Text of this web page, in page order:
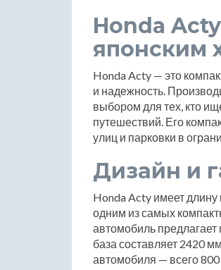
Honda
японским
Honda Acty — это
и надежность.
выбором для тех, кто
путешествий. Его
улиц и парковки в
Дизайн и
Honda Acty имеет
одним из самых
автомобиль предлагает
база составляет 2420
автомобиля — всего 800